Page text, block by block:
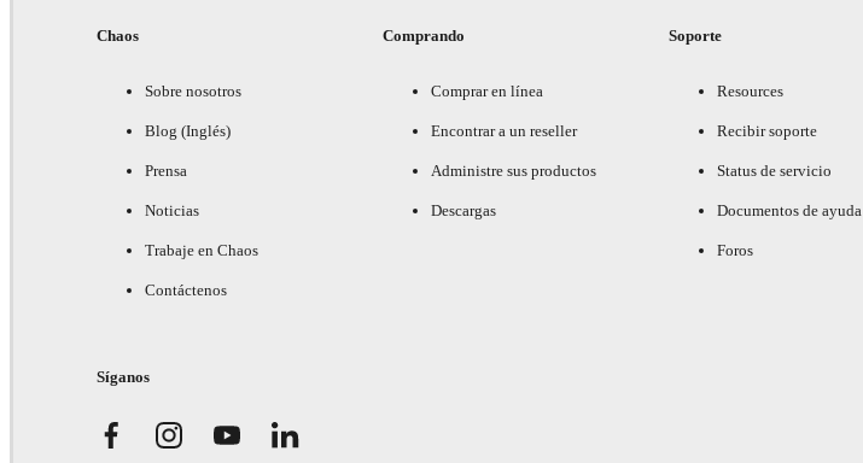
Chaos
Sobre nosotros
Blog (Inglés)
Prensa
Noticias
Trabaje en Chaos
Contáctenos
Comprando
Comprar en línea
Encontrar a un reseller
Administre sus productos
Descargas
Soporte
Resources
Recibir soporte
Status de servicio
Documentos de ayuda
Foros
Síganos